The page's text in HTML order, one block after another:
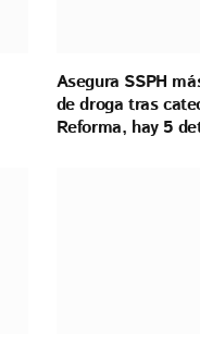
Asegura SSPH
de droga tras
Reforma, hay 5